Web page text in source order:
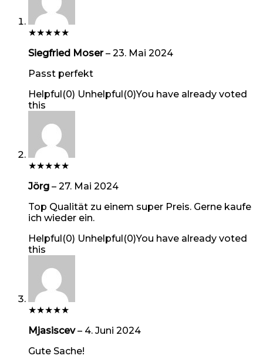
★★★★★
Siegfried Moser– 23. Mai 2024
Passt perfekt
Helpful(0) Unhelpful(0)You have already voted
this
★★★★★
Jörg – 27. Mai 2024
Top Qualität zu einem super Preis. Gerne kaufe
ich wieder ein.
Helpful(0) Unhelpful(0)You have already voted
this
★★★★★
Mjasiscev– 4. Juni 2024
Gute Sache!